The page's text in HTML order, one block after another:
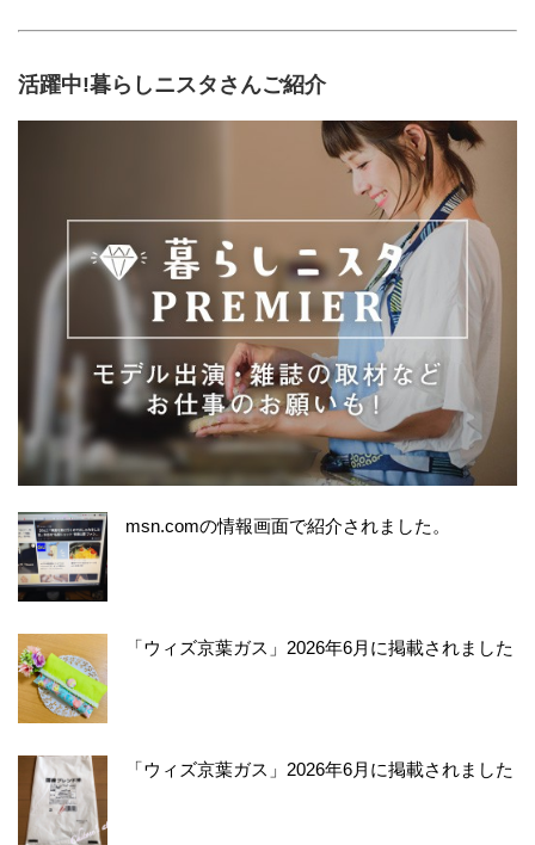
活躍中!暮らしニスタさんご紹介
msn.comの情報画面で紹介されました。
「ウィズ京葉ガス」2026年6月に掲載されました
「ウィズ京葉ガス」2026年6月に掲載されました